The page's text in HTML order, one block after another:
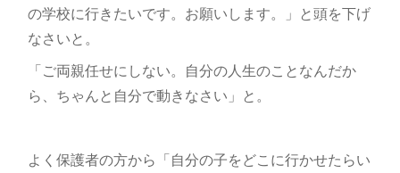
の学校に行きたいです。お願いします。」と頭を下げ
なさいと。
「ご両親任せにしない。自分の人生のことなんだか
ら、ちゃんと自分で動きなさい」と。
よく保護者の方から「自分の子をどこに行かせたらい